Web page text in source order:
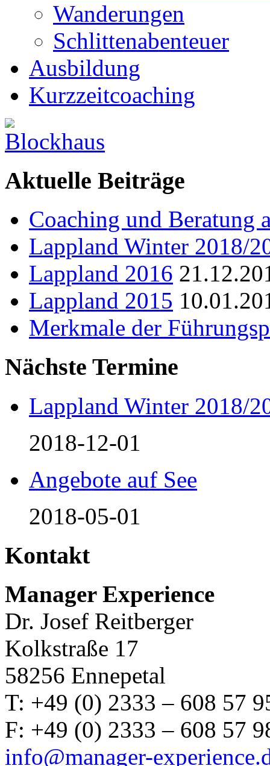
Wanderungen
Schlittenabenteuer
Ausbildung
Kurzzeitcoaching
Aktuelle Beiträge
Coaching und Beratung
Lappland Winter 2018/
Lappland 2016
Lappland 2015
Merkmale der
Nächste Termine
Lappland Winter 2018/
2018-12-01
Angebote auf See
2018-05-01
Kontakt
Manager Experience
Dr. Josef Reitberger
Kolkstraße 17
58256 Ennepetal
T: +49 (0) 2333 – 608 57
F: +49 (0) 2333 – 608 57
info@manager-